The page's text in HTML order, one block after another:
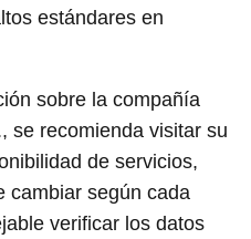
estándares en
sobre la compañía
se recomienda visitar su
de servicios,
cambiar según cada
verificar los datos